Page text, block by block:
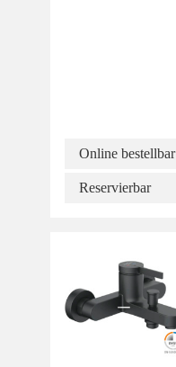
Online bestellbar
Reservierbar